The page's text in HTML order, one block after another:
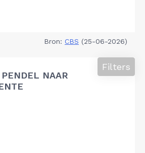
Bron: CBS (25-06-2026)
NAAR
Filters